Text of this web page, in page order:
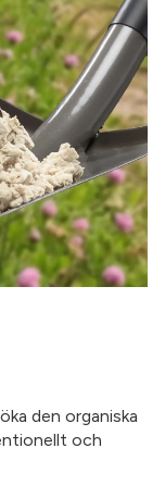
den organiska
och